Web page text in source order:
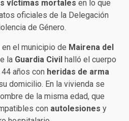
víctimas mortales en lo que
oficiales de la Delegación
de Género.
el municipio de Mairena del
la Guardia Civil halló el cuerpo
años con heridas de arma
domicilio. En la vivienda se
de la misma edad, que
con autolesiones y